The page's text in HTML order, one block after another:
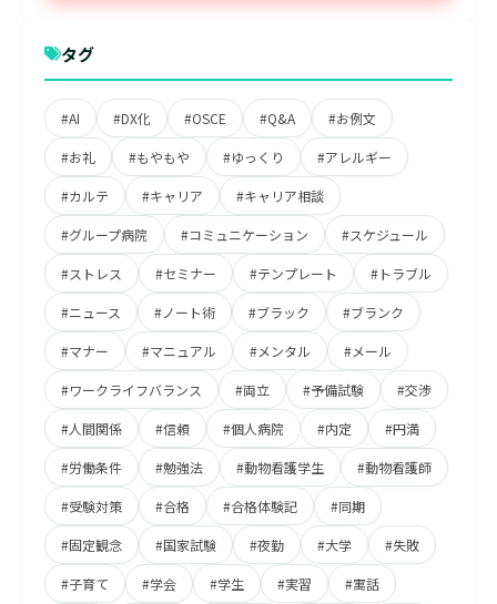
タグ
#AI #DX化 #OSCE #Q&A #お例文
#お礼 #もやもや #ゆっくり #アレルギー
#カルテ #キャリア #キャリア相談
#グループ病院 #コミュニケーション #スケジュール
#ストレス #セミナー #テンプレート #トラブル
#ニュース #ノート術 #ブラック #ブランク
#マナー #マニュアル #メンタル #メール
#ワークライフバランス #両立 #予備試験 #交渉
#人間関係 #信頼 #個人病院 #内定 #円満
#労働条件 #勉強法 #動物看護学生 #動物看護師
#受験対策 #合格 #合格体験記 #同期
#固定観念 #国家試験 #夜勤 #大学 #失敗
#子育て #学会 #学生 #実習 #寓話